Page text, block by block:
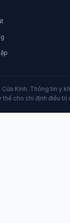
Kính. Thông tin y
thế cho chỉ định điều trị